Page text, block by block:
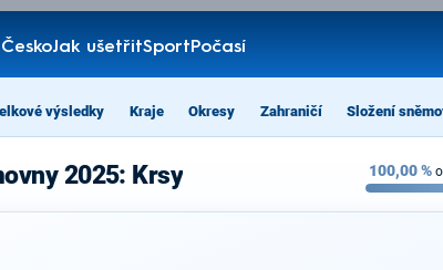
Jak ušetřitSportPočasí
výsledky Kraje Okresy Zahraničí Složení
2025: Krsy 100,00%